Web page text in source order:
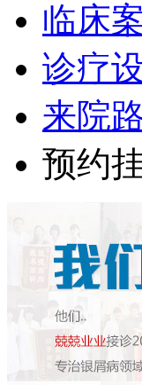
临床
诊疗
来院
预约